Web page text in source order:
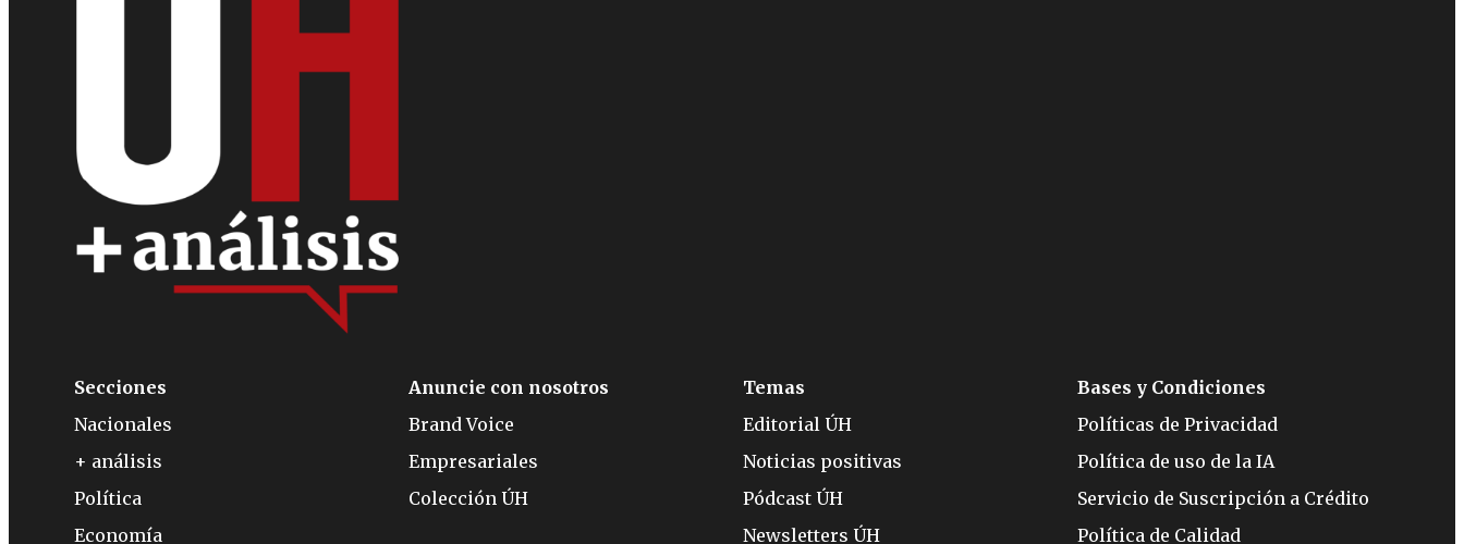
Secciones
Nacionales
+ análisis
Política
Economía
Anuncie con nosotros
Brand Voice
Empresariales
Colección ÚH
Temas
Editorial ÚH
Noticias positivas
Pódcast ÚH
Newsletters ÚH
Bases y Condiciones
Políticas de Privacidad
Política de uso de la IA
Servicio de Suscripción a Crédito
Política de Calidad